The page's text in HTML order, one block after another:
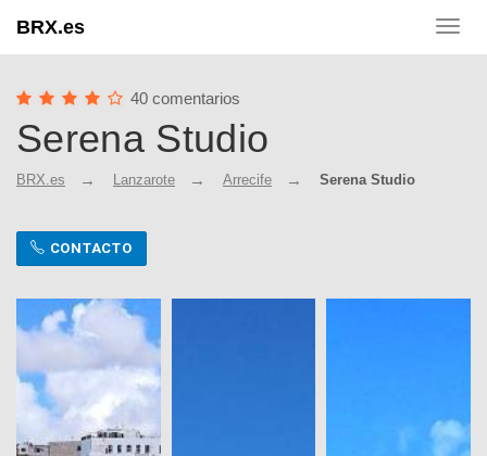
BRX.es
40 comentarios
Serena Studio
BRX.es Lanzarote Arrecife Serena Studio
CONTACTO